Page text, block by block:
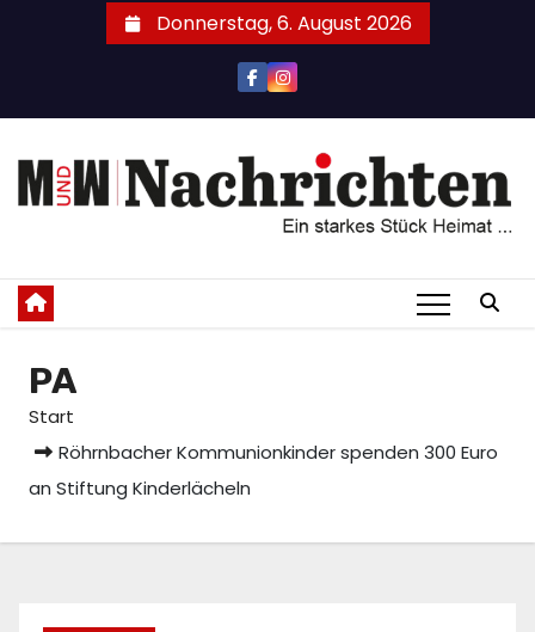
Donnerstag, 6. August 2026
PA
Start
Röhrnbacher Kommunionkinder spenden 300 Euro
an Stiftung Kinderlächeln